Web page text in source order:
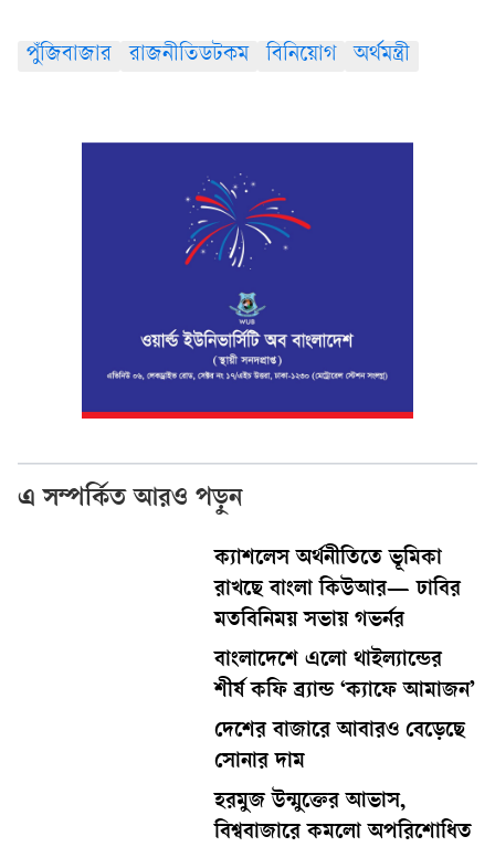
পুঁজিবাজার রাজনীতিডটকম বিনিয়োগ অর্থমন্ত্রী
এ সম্পর্কিত আরও পড়ুন
ক্যাশলেস অর্থনীতিতে ভূমিকা
রাখছে বাংলা কিউআর— ঢাবির
মতবিনিময় সভায় গভর্নর
বাংলাদেশে এলো থাইল্যান্ডের
শীর্ষ কফি ব্র্যান্ড ‘ক্যাফে আমাজন’
দেশের বাজারে আবারও বেড়েছে
সোনার দাম
হরমুজ উন্মুক্তের আভাস,
বিশ্ববাজারে কমলো অপরিশোধিত